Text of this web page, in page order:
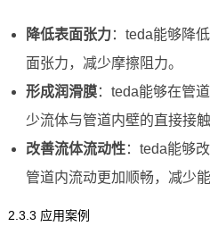
降低表面张力：teda能够降
面张力，减少摩擦阻力。
形成润滑膜：teda能够在管
少流体与管道内壁的直接接
改善流体流动性：teda能够
管道内流动更加顺畅，减少能
2.3.3 应用案例